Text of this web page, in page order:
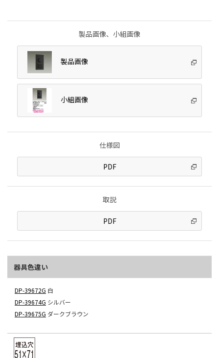
製品画像、小組画像
製品画像
小組画像
仕様図
PDF
取説
PDF
器具色違い
DP-39672G 白
DP-39674G シルバー
DP-39675G ダークブラウン